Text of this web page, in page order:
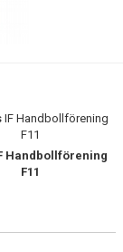
Handbollförening
F11